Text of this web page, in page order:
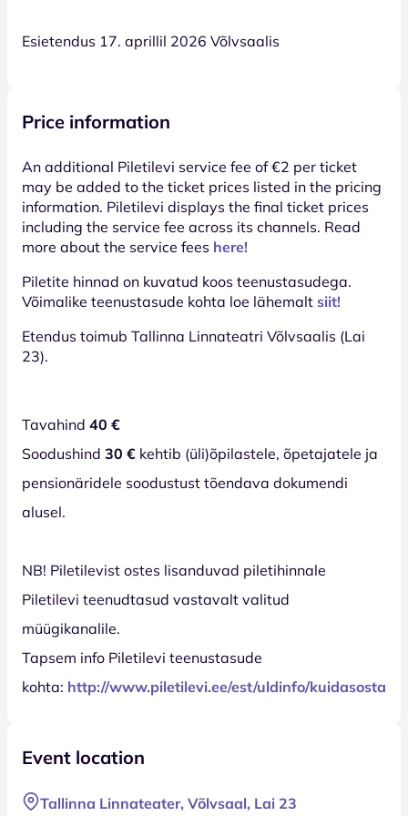
Esietendus 17. aprillil 2026 Võlvsaalis
Price information
An additional Piletilevi service fee of €2 per ticket
may be added to the ticket prices listed in the pricing
information. Piletilevi displays the final ticket prices
including the service fee across its channels. Read
more about the service fees here!
Piletite hinnad on kuvatud koos teenustasudega.
Võimalike teenustasude kohta loe lähemalt siit!
Etendus toimub Tallinna Linnateatri Võlvsaalis (Lai
23).
Tavahind 40 €
Soodushind 30 € kehtib (üli)õpilastele, õpetajatele ja
pensionäridele soodustust tõendava dokumendi
alusel.
NB! Piletilevist ostes lisanduvad piletihinnale
Piletilevi teenudtasud vastavalt valitud
müügikanalile.
Tapsem info Piletilevi teenustasude
kohta: http://www.piletilevi.ee/est/uldinfo/kuidasosta/
Event location
Tallinna Linnateater, Võlvsaal, Lai 23